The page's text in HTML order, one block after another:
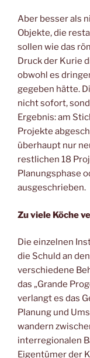
Aber besser als
Objekte, die
sollen wie das
Druck der Kurie
obwohl es
gegeben hätte.
nicht sofort,
Ergebnis: am
Projekte
überhaupt nur
restlichen 18
Planungsphase
ausgeschrieben.
Zu viele Köche
Die einzelnen
die Schuld an
verschiedene
das „Grande
verlangt es das
Planung und
wandern
interregionalen
Eigentümer der